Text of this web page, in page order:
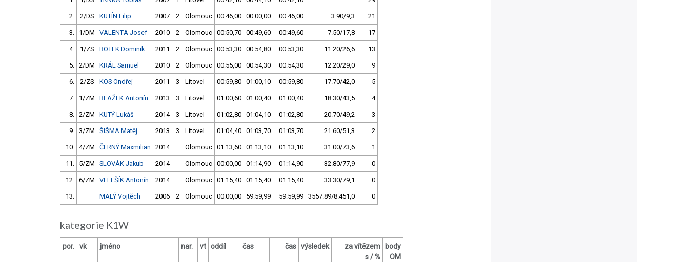
2. 2/DS KUTÍN Filip 2007 2 Olomouc 00:46,00 00:00,00 00:46,00 3.90/9,3 21
3. 1/DM VALENTA Josef 2010 2 Olomouc 00:50,70 00:49,60 00:49,60 7.50/17,8 17
4. 1/ZS BOTEK Dominik 2011 2 Olomouc 00:53,30 00:54,80 00:53,30 11.20/26,6 13
5. 2/DM KRÁL Samuel 2010 2 Olomouc 00:55,00 00:54,30 00:54,30 12.20/29,0 9
6. 2/ZS KOS Ondřej 2011 3 Litovel 00:59,80 01:00,10 00:59,80 17.70/42,0 5
7. 1/ZM BLAŽEK Antonín 2013 3 Litovel 01:00,60 01:00,40 01:00,40 18.30/43,5 4
8. 2/ZM KUTÝ Lukáš 2014 3 Litovel 01:02,80 01:04,10 01:02,80 20.70/49,2 3
9. 3/ZM ŠIŠMA Matěj 2013 3 Litovel 01:04,40 01:03,70 01:03,70 21.60/51,3 2
10. 4/ZM ČERNÝ Maxmilian 2014 Olomouc 01:13,60 01:13,10 01:13,10 31.00/73,6 1
11. 5/ZM SLOVÁK Jakub 2014 Olomouc 00:00,00 01:14,90 01:14,90 32.80/77,9 0
12. 6/ZM VELEŠÍK Antonín 2014 Olomouc 01:15,40 01:15,40 01:15,40 33.30/79,1 0
13. MALÝ Vojtěch 2006 2 Olomouc 00:00,00 59:59,99 59:59,99 3557.89/8.451,0 0
kategorie K1W
por. vk jméno nar. vt oddíl čas čas výsledek
za vítězem
s / %
body
OM